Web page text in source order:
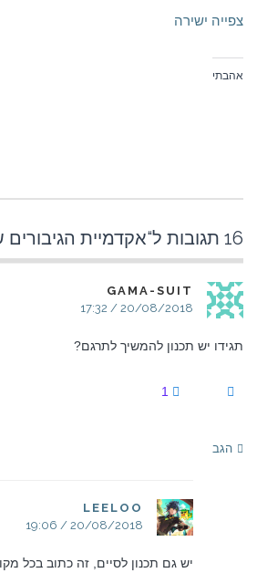
צפייה ישירה
אהבתי
16 תגובות ל“ אקדמיית הגיבורים
GAMA-SUIT
20/08/2018 / 17:32
תגידו יש תכנון להמשיך לתרגם?
1
הגב
LEELOO
20/08/2018 / 19:06
יש גם תכנון לסיים, זה כתוב בכל